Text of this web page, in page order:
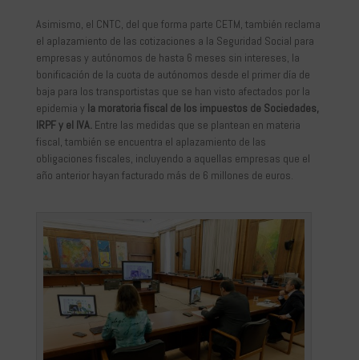
Asimismo, el CNTC, del que forma parte CETM, también reclama
el aplazamiento de las cotizaciones a la Seguridad Social para
empresas y autónomos de hasta 6 meses sin intereses, la
bonificación de la cuota de autónomos desde el primer día de
baja para los transportistas que se han visto afectados por la
epidemia y la moratoria fiscal de los impuestos de Sociedades,
IRPF y el IVA. Entre las medidas que se plantean en materia
fiscal, también se encuentra el aplazamiento de las
obligaciones fiscales, incluyendo a aquellas empresas que el
año anterior hayan facturado más de 6 millones de euros.